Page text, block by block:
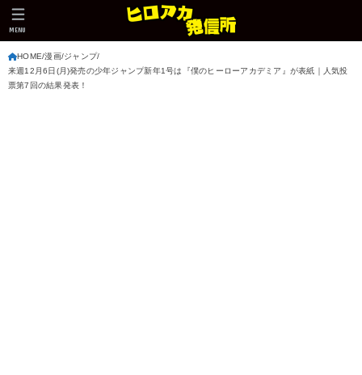
MENU
HOME 漫画 ジャンプ
来週12月6日(月)発売の少年ジャンプ新年1号は『僕のヒーローアカデミア』が表紙｜人気投
票第7回の結果発表！